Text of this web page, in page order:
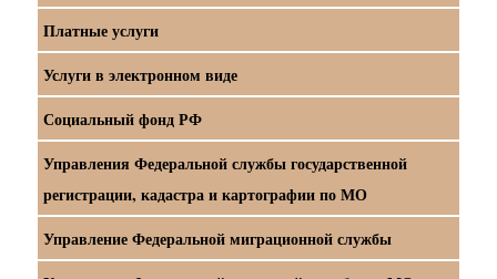
Платные услуги
Услуги в электронном виде
Социальный фонд РФ
Управления Федеральной службы государственной
регистрации, кадастра и картографии по МО
Управление Федеральной миграционной службы